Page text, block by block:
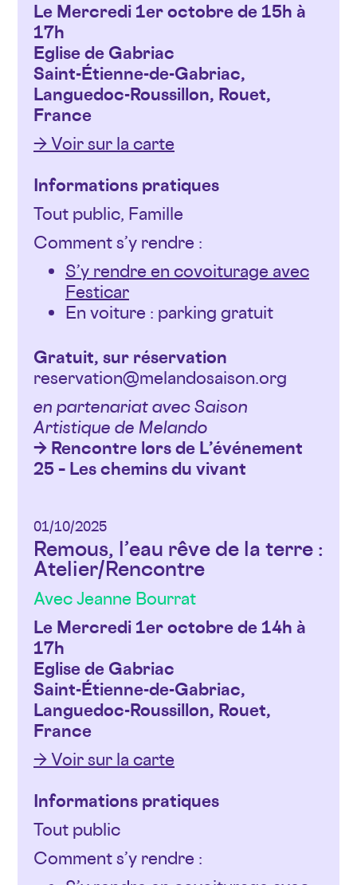
Le Mercredi 1er octobre de 15h à
17h
Eglise de Gabriac
Saint-Étienne-de-Gabriac,
Languedoc-Roussillon, Rouet,
France
→ Voir sur la carte
Informations pratiques
Tout public, Famille
Comment s’y rendre :
S’y rendre en covoiturage avec
Festicar
En voiture : parking gratuit
Gratuit, sur réservation
reservation@melandosaison.org
en partenariat avec Saison
Artistique de Melando
→ Rencontre lors de L’événement
25 – Les chemins du vivant
01/10/2025
Remous, l’eau rêve de la terre :
Atelier/Rencontre
Avec Jeanne Bourrat
Le Mercredi 1er octobre de 14h à
17h
Eglise de Gabriac
Saint-Étienne-de-Gabriac,
Languedoc-Roussillon, Rouet,
France
→ Voir sur la carte
Informations pratiques
Tout public
Comment s’y rendre :